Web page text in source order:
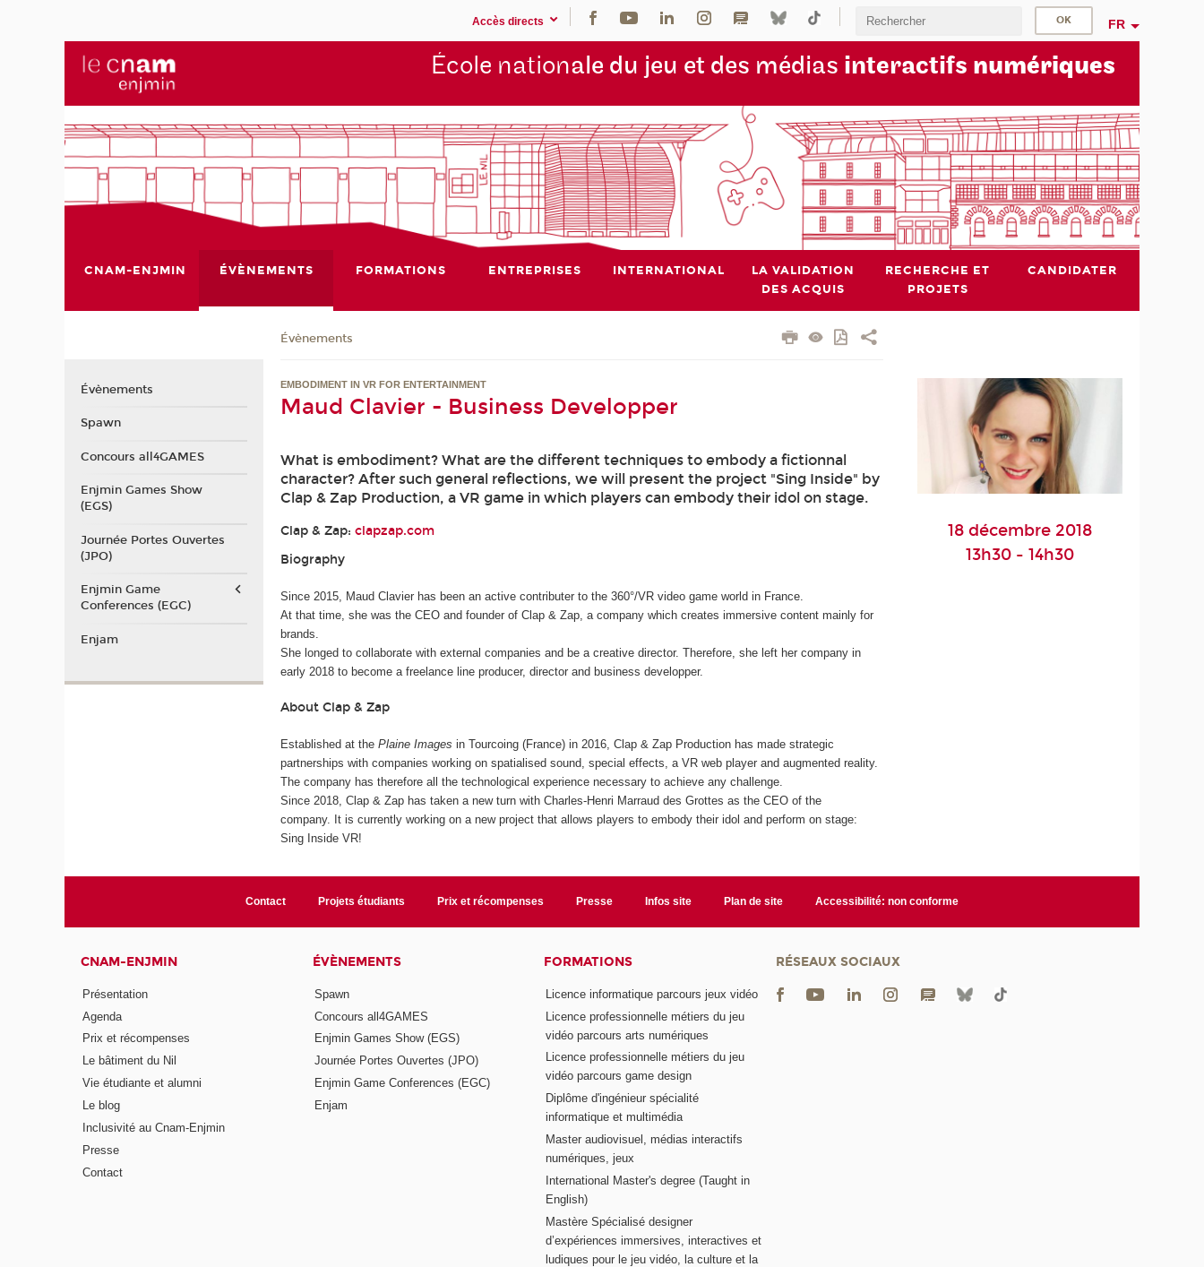
Accès directs FR
École nationale du jeu et des médias interactifs numériques
CNAM-ENJMIN ÉVÈNEMENTS FORMATIONS ENTREPRISES INTERNATIONAL
LA VALIDATION
DES ACQUIS
RECHERCHE ET
PROJETS
CANDIDATER
Évènements
EMBODIMENT IN VR FOR ENTERTAINMENT
Maud Clavier - Business Developper
What is embodiment? What are the different techniques to embody a fictionnal
character? After such general reflections, we will present the project "Sing Inside" by
Clap & Zap Production, a VR game in which players can embody their idol on stage.
Clap & Zap:clapzap.com
Biography
Since 2015, Maud Clavier has been an active contributer to the 360°/VR video game world in France.
At that time, she was the CEO and founder of Clap & Zap, a company which creates immersive content mainly for
brands.
She longed to collaborate with external companies and be a creative director. Therefore, she left her company in
early 2018 to become a freelance line producer, director and business developper.
About Clap & Zap
Established at thePlaine Images in Tourcoing (France) in 2016, Clap & Zap Production has made strategic
partnerships with companies working on spatialised sound, special effects, a VR web player and augmented reality.
The company has therefore all the technological experience necessary to achieve any challenge.
Since 2018, Clap & Zap has taken a new turn with Charles-Henri Marraud des Grottes as the CEO of the
company. It is currently working on a new project that allows players to embody their idol and perform on stage:
Sing Inside VR!
18 décembre 2018
13h30 - 14h30
Évènements
Spawn
Concours all4GAMES
Enjmin Games Show
(EGS)
Journée Portes Ouvertes
(JPO)
Enjmin Game
Conferences (EGC)
Enjam
Contact Projets étudiants Prix et récompenses Presse Infos site Plan de site Accessibilité: non conforme
CNAM-ENJMIN
Présentation
Agenda
Prix et récompenses
Le bâtiment du Nil
Vie étudiante et alumni
Le blog
Inclusivité au Cnam-Enjmin
Presse
Contact
ÉVÈNEMENTS
Spawn
Concours all4GAMES
Enjmin Games Show (EGS)
Journée Portes Ouvertes (JPO)
Enjmin Game Conferences (EGC)
Enjam
FORMATIONS
Licence informatique parcours jeux vidéo
Licence professionnelle métiers du jeu
vidéo parcours arts numériques
Licence professionnelle métiers du jeu
vidéo parcours game design
Diplôme d'ingénieur spécialité
informatique et multimédia
Master audiovisuel, médias interactifs
numériques, jeux
International Master's degree (Taught in
English)
Mastère Spécialisé designer
d’expériences immersives, interactives et
ludiques pour le jeu vidéo, la culture et la
RÉSEAUX SOCIAUX